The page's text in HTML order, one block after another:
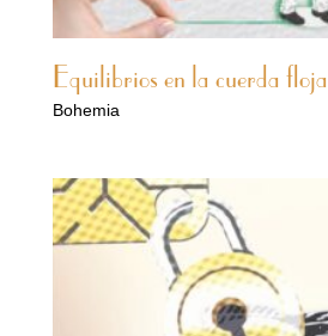
Equilibrios en la cuerda floja
Bohemia